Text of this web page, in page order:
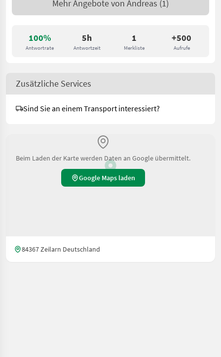
100%
Antwortrate
5h
Antwortzeit
1
Merkliste
+500
Aufrufe
Mehr Angebote von Andreas (1)
Zusätzliche Services
Sind Sie an einem Transport interessiert?
Beim Laden der Karte werden Daten an Google übermittelt.
Google Maps laden
84367 Zeilarn Deutschland